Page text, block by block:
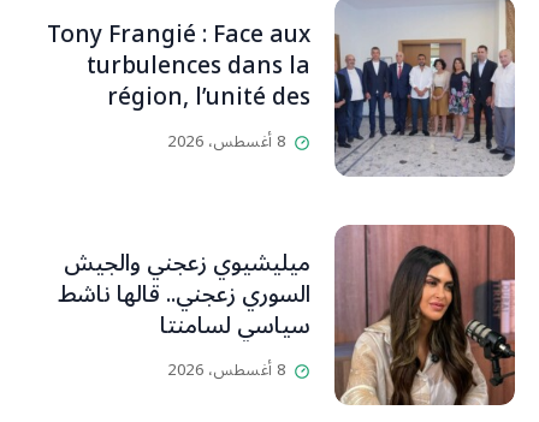
إقفاله لكنه لم يستطع لأنه
بيت رسالة وتاريخ وإيمان وقيم
مستمرة (صور وVideo)
Tony Frangié : Face aux
turbulences dans la
région, l’unité des
Libanais est primordiale
L’OLJ / Par Scarlett
8 أغسطس، 2026
ميليشيوي زعجني والجيش
السوري زعجني.. قالها ناشط
سياسي لسامنتا
8 أغسطس، 2026